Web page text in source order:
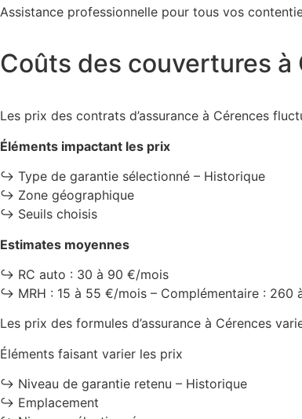
Assistance professionnelle pour tous vos
Coûts des couvertures à
Les prix des contrats d’assurance à Cérences
Éléments impactant les prix
↪️ Type de garantie sélectionné – Historique
↪️ Zone géographique
↪️ Seuils choisis
Estimates moyennes
↪️ RC auto : 30 à 90 €/mois
↪️ MRH : 15 à 55 €/mois – Complémentaire : 260
Les prix des formules d’assurance à Cérences
Éléments faisant varier les prix
↪️ Niveau de garantie retenu – Historique
↪️ Emplacement